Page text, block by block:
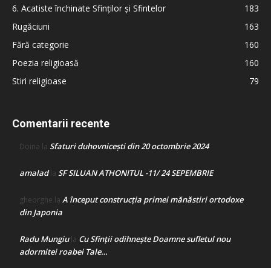
6. Acatiste închinate Sfinților și Sfintelor
183
Rugăciuni
163
Fără categorie
160
Poezia religioasă
160
Stiri religioase
79
Comentarii recente
Doina la Sfaturi duhovnicești din 20 octombrie 2024
amaladla SF SILUAN ATHONITUL -11/ 24 SEPEMBRIE
gheorghe la A început construcţia primei mănăstiri ortodoxe
din Japonia
Radu Mungiula Cu Sfinții odihnește Doamne sufletul nou
adormitei roabei Tale…